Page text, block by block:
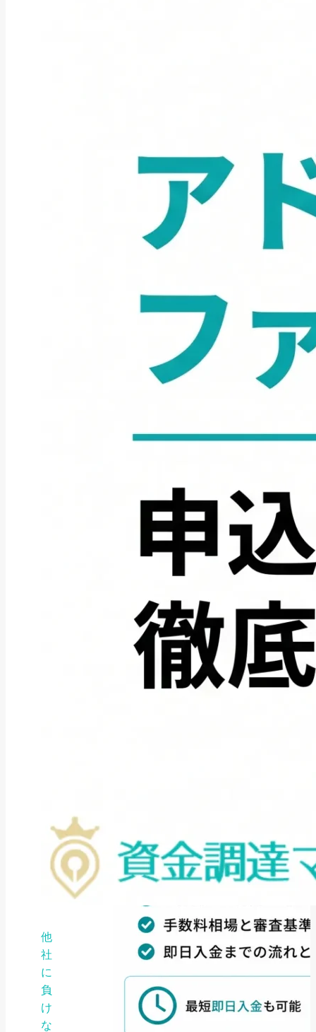
他
社
に
負
け
な
ファクタリング
ファクタリングとは？仕組み・メ
リット・注意点と...
2026年8月6日
ファクタリング
法｜中小企業・個...
2026年8月5日